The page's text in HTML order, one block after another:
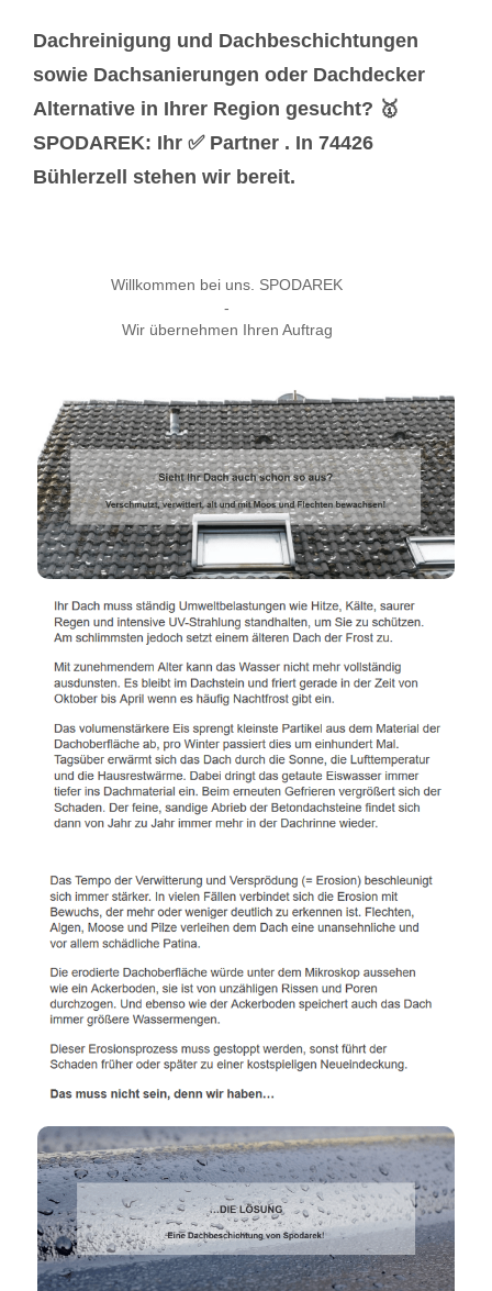
Dachreinigung und Dachbeschichtungen
sowie Dachsanierungen oder Dachdecker
Alternative in Ihrer Region gesucht? 🥇
SPODAREK: Ihr ✅ Partner . In 74426
Bühlerzell stehen wir bereit.
Willkommen bei uns. SPODAREK
-
Wir übernehmen Ihren Auftrag